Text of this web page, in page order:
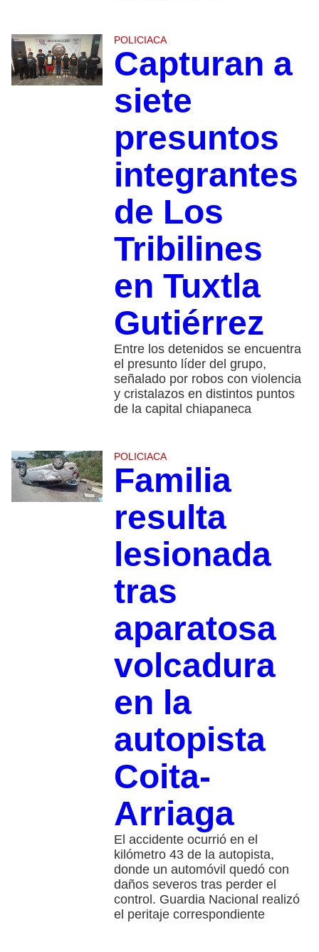
POLICIACA
Capturan a
siete
presuntos
integrantes
de Los
Tribilines
en Tuxtla
Gutiérrez
Entre los detenidos se encuentra
el presunto líder del grupo,
señalado por robos con violencia
y cristalazos en distintos puntos
de la capital chiapaneca
POLICIACA
Familia
resulta
lesionada
tras
aparatosa
volcadura
en la
autopista
Coita-
Arriaga
El accidente ocurrió en el
kilómetro 43 de la autopista,
donde un automóvil quedó con
daños severos tras perder el
control. Guardia Nacional realizó
el peritaje correspondiente